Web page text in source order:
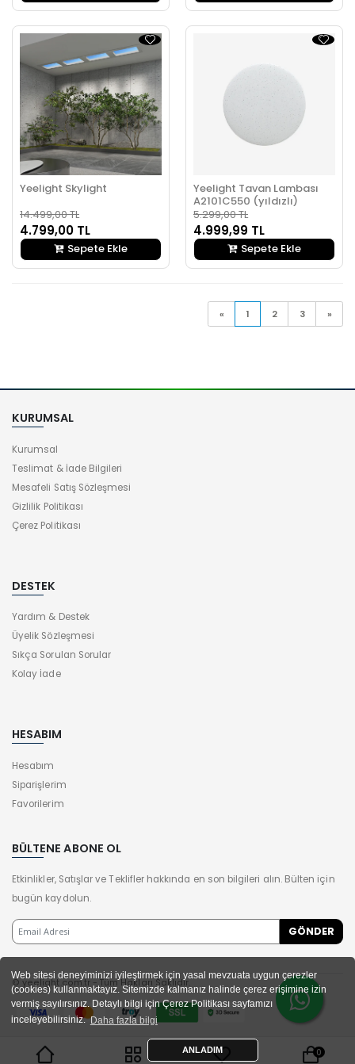
Web sitesi deneyiminizi iyileştirmek için yasal mevzuata uygun çerezler
(cookies) kullanmaktayız. Sitemizde kalmanız halinde çerez erişimine izin
vermiş sayılırsınız. Detaylı bilgi için Çerez Politikası sayfamızı
inceleyebilirsiniz.Daha fazla bilgi
ANLADIM
Yeelight Skylight
14.499,00 TL
4.799,00 TL
Sepete Ekle
Yeelight Tavan Lambası
A2101C550 (yıldızlı)
5.299,00 TL
4.999,99 TL
Sepete Ekle
« 1 2 3 »
KURUMSAL
Kurumsal
Teslimat & İade Bilgileri
Mesafeli Satış Sözleşmesi
Gizlilik Politikası
Çerez Politikası
DESTEK
Yardım & Destek
Üyelik Sözleşmesi
Sıkça Sorulan Sorular
Kolay İade
HESABIM
Hesabım
Siparişlerim
Favorilerim
BÜLTENE ABONE OL
Etkinlikler, Satışlar ve Teklifler hakkında en son bilgileri alın. Bülten için
bugün kaydolun.
© yeelight.com.tr - Tüm Hakları Saklıdır.
0